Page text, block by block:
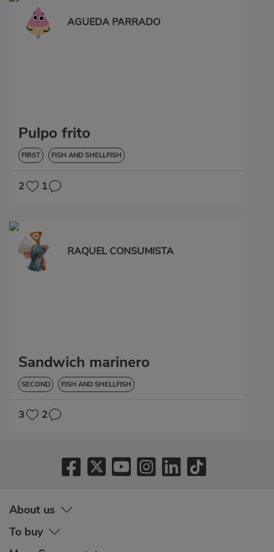
AGUEDA PARRADO
Pulpo frito
FIRST FISH AND SHELLFISH
2 1
RAQUEL CONSUMISTA
Sandwich marinero
SECOND FISH AND SHELLFISH
3 2
About us
To buy